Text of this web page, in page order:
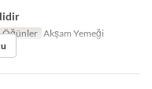
Öğünler Akşam Yemeği